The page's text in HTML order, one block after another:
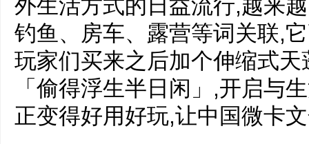
外生活方式的日益流行,越来
钓鱼、房车、露营等词关联,
玩家们买来之后加个伸缩式
「偷得浮生半日闲」,开启与
正变得好用好玩,让中国微卡